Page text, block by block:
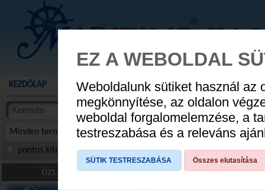
AUGUSZTUS
KEZDŐLAP AKCIÓS TERMÉKEK WEBÁRUHÁZ HÍREK
Minden termék
termékekben
cikkekben
pontos kifejezés összes szóra szóra, szótöredék
ÜZLETÜNK HAJÓS DIVAT»Kesztyű»vízisíkesztyű,
EZ A WEBOLDAL
Weboldalunk sütiket használ az
megkönnyítése, az oldalon
weboldal forgalomelemzése, a
testreszabása és a releváns
SÜTIK TESTRESZABÁSA Összes elutasítása